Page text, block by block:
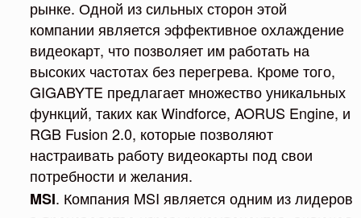
рынке. Одной из сильных сторон этой
компании является эффективное охлаждение
видеокарт, что позволяет им работать на
высоких частотах без перегрева. Кроме того,
GIGABYTE предлагает множество уникальных
функций, таких как Windforce, AORUS Engine, и
RGB Fusion 2.0, которые позволяют
настраивать работу видеокарты под свои
потребности и желания.
MSI. Компания MSI является одним из лидеров